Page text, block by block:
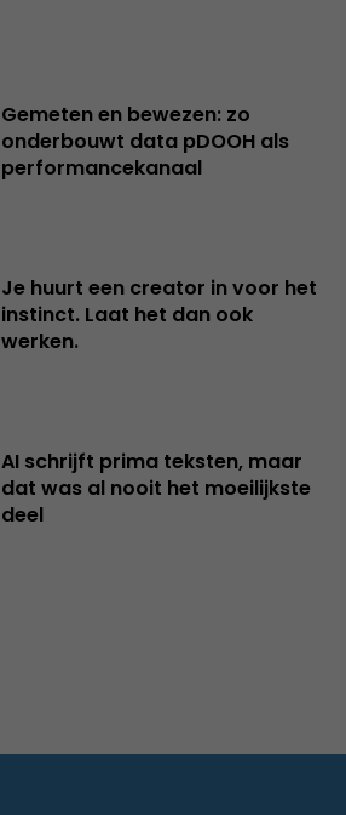
Gemeten en bewezen: zo
onderbouwt data pDOOH als
performancekanaal
Je huurt een creator in voor het
instinct. Laat het dan ook
werken.
AI schrijft prima teksten, maar
dat was al nooit het moeilijkste
deel